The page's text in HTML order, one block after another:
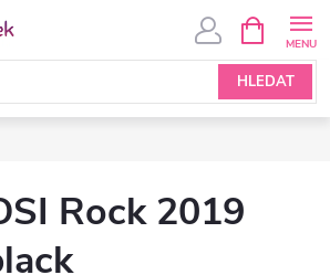
HLEDAT
NÁKUPNÍ
KOŠÍK
Rock 2019